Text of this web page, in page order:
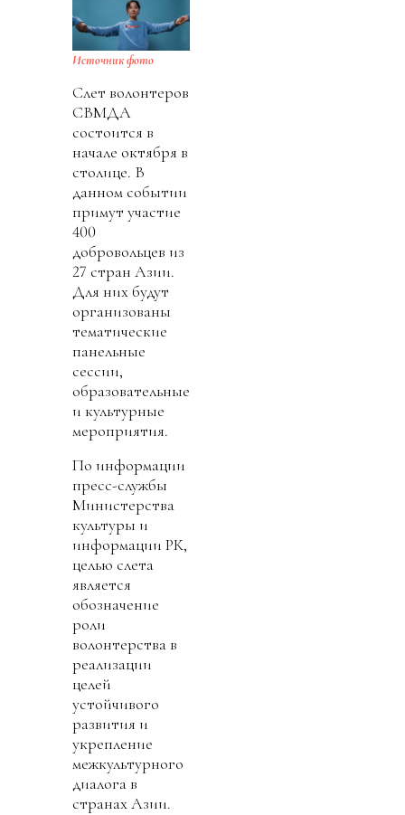
Источник фото
Слет волонтеров
СВМДА
состоится в
начале октября в
столице. В
данном событии
примут участие
400
добровольцев из
27 стран Азии.
Для них будут
организованы
тематические
панельные
сессии,
образовательные
и культурные
мероприятия.
По информации
пресс-службы
Министерства
культуры и
информации РК,
целью слета
является
обозначение
роли
волонтерства в
реализации
целей
устойчивого
развития и
укрепление
межкультурного
диалога в
странах Азии.